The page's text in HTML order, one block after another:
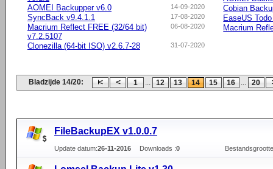
14-09-2020
AOMEI Backupper v6.0
17-08-2020
SyncBack v9.4.1.1
06-08-2020
Macrium Reflect FREE (32/64 bit)
v7.2.5107
31-07-2020
Clonezilla (64-bit ISO) v2.6.7-28
Cobian
EaseUS
Macrium
Bladzijde 14/20: 1 ... 12 13 14 15 16 ... 20
FileBackupEX v1.0.0.7
Update datum:26-11-2016 Downloads :0